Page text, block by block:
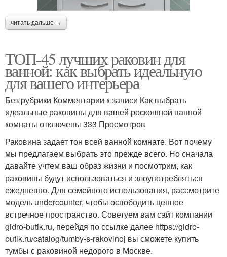
читать дальше →
ТОП-45 лучших раковин для
ванной: как выбрать идеальную
для вашего интерьера
Без рубрики Комментарии к записи Как выбрать
идеальные раковины для вашей роскошной ванной
комнаты отключены 333 Просмотров
Раковина задает тон всей ванной комнате. Вот почему
мы предлагаем выбрать это прежде всего. Но сначала
давайте учтем ваш образ жизни и посмотрим, как
раковины будут использоваться и злоупотребляться
ежедневно. Для семейного использования, рассмотрите
модель undercounter, чтобы освободить ценное
встречное пространство. Советуем вам сайт компании
gidro-butik.ru, перейдя по ссылке далее https://gidro-
butik.ru/catalog/tumby-s-rakovinoj вы сможете купить
тумбы с раковиной недорого в Москве.